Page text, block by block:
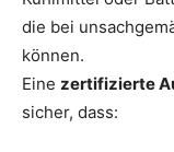
die bei
können.
Eine zertifizierte
sicher, dass: